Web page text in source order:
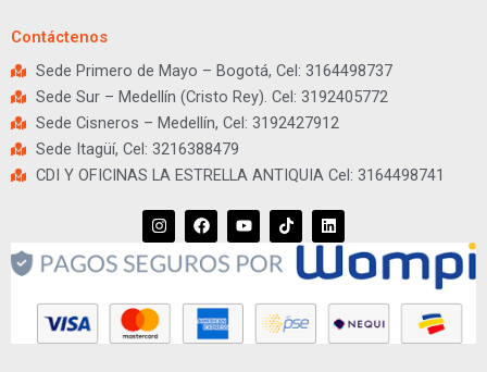
Contáctenos
Sede Primero de Mayo – Bogotá, Cel: 3164498737
Sede Sur – Medellín (Cristo Rey). Cel: 3192405772
Sede Cisneros – Medellín, Cel: 3192427912
Sede Itagüí, Cel: 3216388479
CDI Y OFICINAS LA ESTRELLA ANTIQUIA Cel: 3164498741
I
n
s
t
g
r
a
m
F
a
c
e
o
o
k
Y
o
u
t
b
T
i
k
k
L
i
n
k
e
d
n